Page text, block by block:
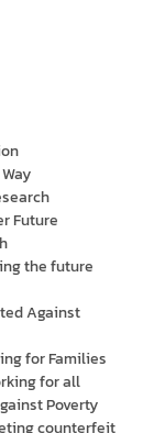
Future
the future
Against
for Families
for all
Poverty
counterfeit